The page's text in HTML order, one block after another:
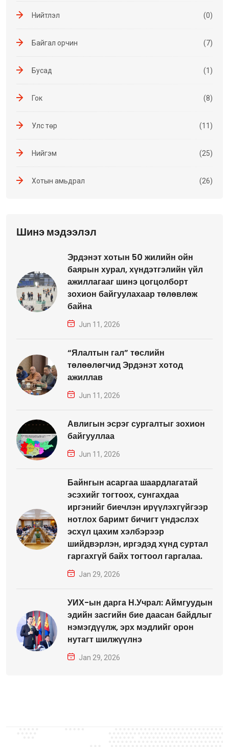
Нийтлэл (0)
Байгал орчин (7)
Бусад (1)
Гок (8)
Улс төр (11)
Нийгэм (25)
Хотын амьдрал (26)
Шинэ мэдээлэл
Эрдэнэт хотын 50 жилийн ойн
баярын хурал, хүндэтгэлийн үйл
ажиллагааг шинэ цогцолборт
зохион байгуулахаар төлөвлөж
байна
Jun 11, 2026
“Ялалтын гал” төслийн
төлөөлөгчид Эрдэнэт хотод
ажиллав
Jun 11, 2026
Авлигын эсрэг сургалтыг зохион
байгууллаа
Jun 11, 2026
Байнгын асаргаа шаардлагатай
эсэхийг тогтоох, сунгахдаа
иргэнийг биечлэн ирүүлэхгүйгээр
нотлох баримт бичигт үндэслэх
эсхүл цахим хэлбэрээр
шийдвэрлэн, иргэдэд хүнд суртал
гаргахгүй байх тогтоол гаргалаа.
Jan 29, 2026
УИХ-ын дарга Н.Учрал: Аймгуудын
эдийн засгийн бие даасан байдлыг
нэмэгдүүлж, эрх мэдлийг орон
нутагт шилжүүлнэ
Jan 29, 2026